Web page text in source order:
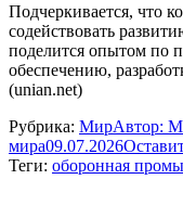
Подчеркивается, что
содействовать
поделится опытом по
обеспечению,
(unian.net)
Рубрика: МирАвтор:
мира09.07.2026
Теги: оборонная